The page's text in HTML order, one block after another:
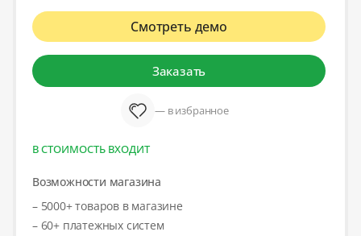
Смотреть демо
Заказать
— в избранное
В СТОИМОСТЬ ВХОДИТ
Возможности магазина
– 5000+ товаров в магазине
– 60+ платежных систем